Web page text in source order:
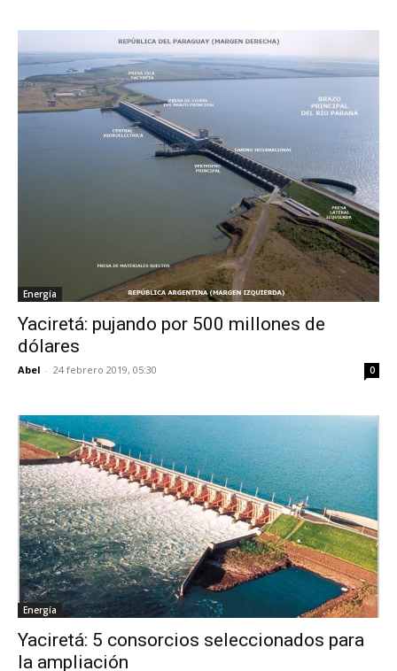
Energía
Yaciretá: pujando por 500 millones de
dólares
Abel - 24 febrero 2019, 05:30 0
Energía
Yaciretá: 5 consorcios seleccionados para
la ampliación